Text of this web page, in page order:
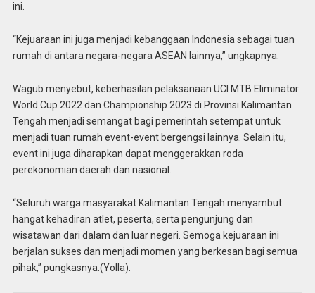
ini.
“Kejuaraan ini juga menjadi kebanggaan Indonesia sebagai tuan
rumah di antara negara-negara ASEAN lainnya,” ungkapnya.
Wagub menyebut, keberhasilan pelaksanaan UCI MTB Eliminator
World Cup 2022 dan Championship 2023 di Provinsi Kalimantan
Tengah menjadi semangat bagi pemerintah setempat untuk
menjadi tuan rumah event-event bergengsi lainnya. Selain itu,
event ini juga diharapkan dapat menggerakkan roda
perekonomian daerah dan nasional.
“Seluruh warga masyarakat Kalimantan Tengah menyambut
hangat kehadiran atlet, peserta, serta pengunjung dan
wisatawan dari dalam dan luar negeri. Semoga kejuaraan ini
berjalan sukses dan menjadi momen yang berkesan bagi semua
pihak,” pungkasnya.(Yolla).